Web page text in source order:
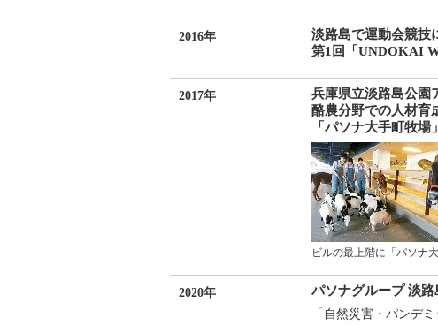
2016年
淡路島で運動会競技
第1回
「UNDOΚΑΙ
2017年 兵庫県立淡路島公園
酪農分野での人材育
「パソナ大手町牧場
ビルの最上階に「パソナ
2020年 パソナグループ 淡
「自然災害・パンデ